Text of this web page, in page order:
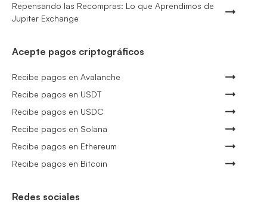
Repensando las Recompras: Lo que Aprendimos de
Jupiter Exchange
Acepte pagos criptográficos
Recibe pagos en Avalanche
Recibe pagos en USDT
Recibe pagos en USDC
Recibe pagos en Solana
Recibe pagos en Ethereum
Recibe pagos en Bitcoin
Redes sociales